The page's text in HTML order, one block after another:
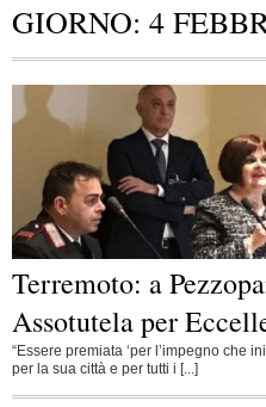
GIORNO: 4
Terremoto: a
Assotutela per
“Essere premiata ‘per l’impegno che
per la sua città e per tutti i [...]